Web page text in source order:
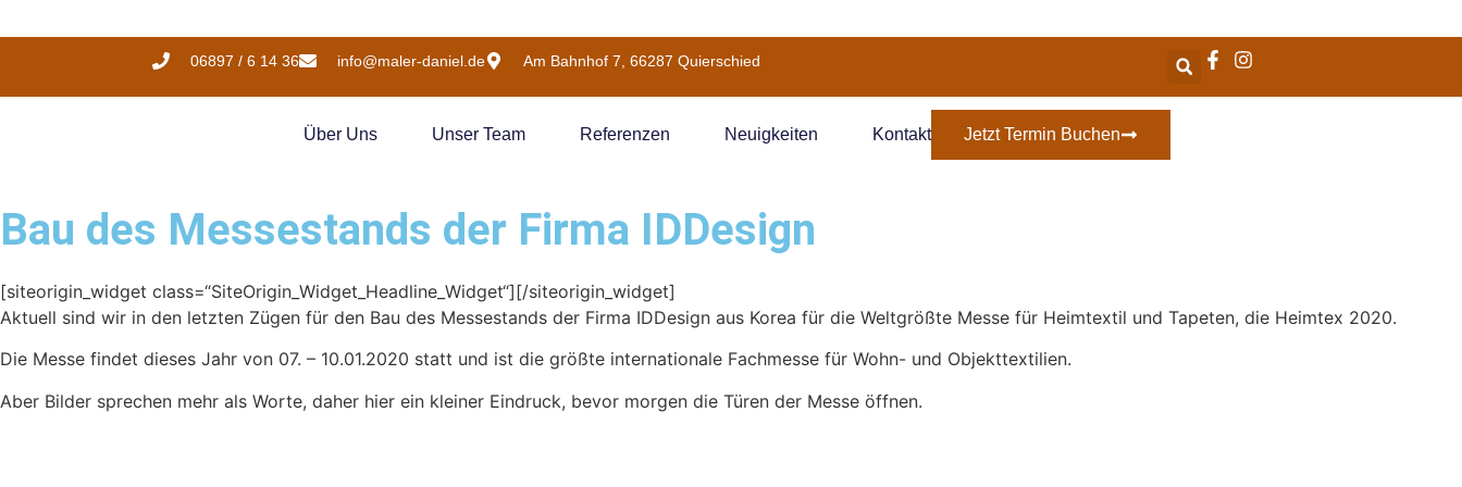
06897 / 6 14 36 info@maler-daniel.de Am Bahnhof 7, 66287 Quierschied
Über Uns Unser Team Referenzen Neuigkeiten Kontakt Jetzt Termin Buchen
Bau des Messestands der Firma IDDesign
[siteorigin_widget class=“SiteOrigin_Widget_Headline_Widget“] [/siteorigin_widget]
Aktuell sind wir in den letzten Zügen für den Bau des Messestands der Firma IDDesign aus Korea für die Weltgrößte Messe für Heimtextil und Tapeten, die Heimtex 2020.
Die Messe findet dieses Jahr von 07. – 10.01.2020 statt und ist die größte internationale Fachmesse für Wohn- und Objekttextilien.
Aber Bilder sprechen mehr als Worte, daher hier ein kleiner Eindruck, bevor morgen die Türen der Messe öffnen.